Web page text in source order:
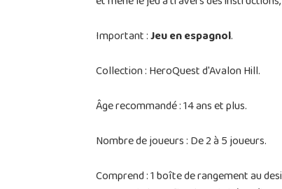
Important :Jeu en espagnol.
Collection : HeroQuest d'Avalon Hill.
Âge recommandé : 14 ans et plus.
Nombre de joueurs : De 2 à 5 joueurs.
Comprend : 1 boîte de rangement au